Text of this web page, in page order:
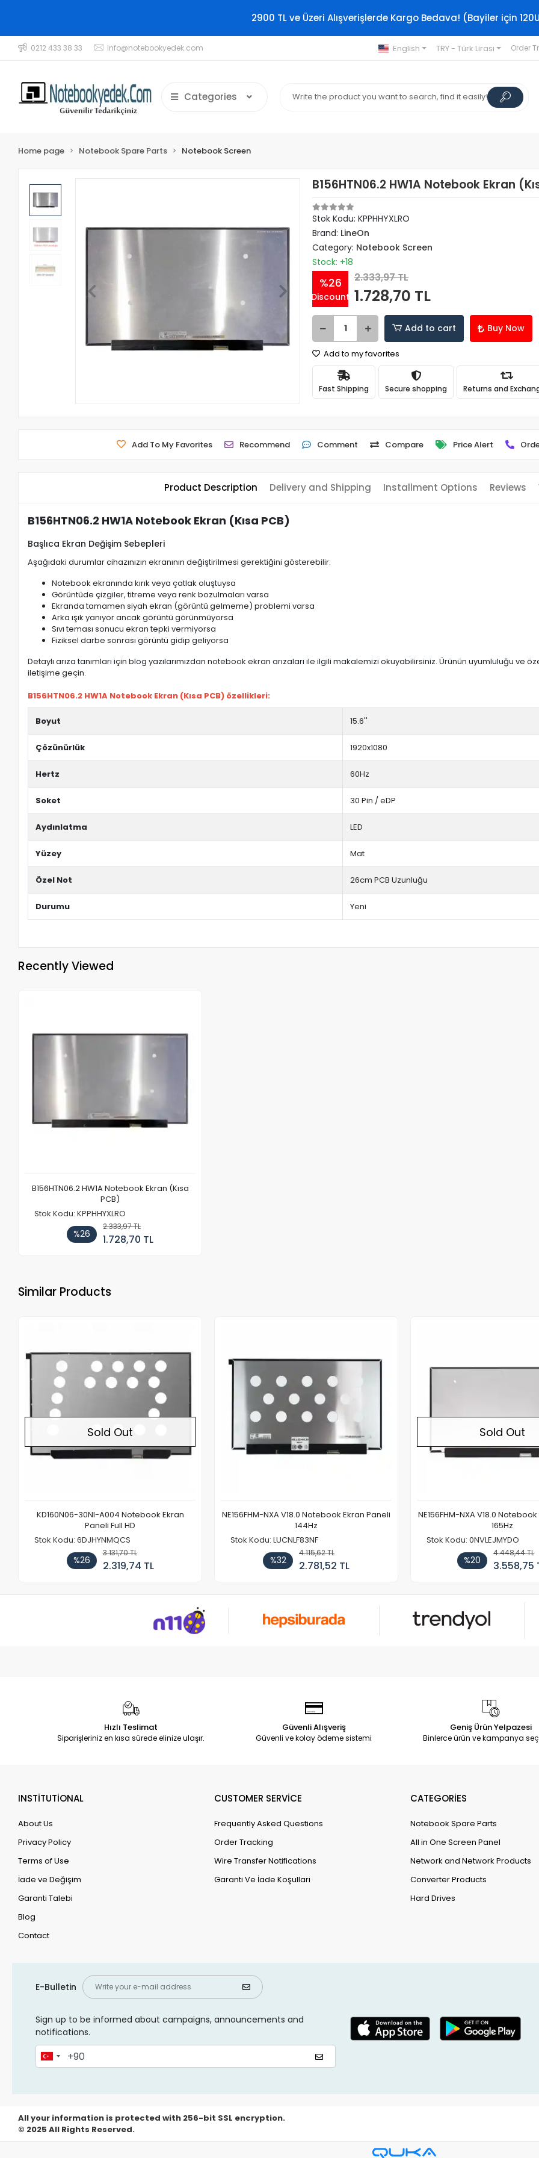
2900 TL ve Üzeri Alışverişlerde Kargo Bedava! (Bayiler için
0212 433 38 33 info@notebookyedek.com English TRY - Türk Lirası Order
Categories
Home page Notebook Spare Parts Notebook Screen
B156HTN06.2 HW1A Notebook Ekran
Stok Kodu: KPPHHYXLRO
Brand: LineOn
Category: Notebook Screen
Stock: +18
%26
Discount
2.333,97 TL
1.728,70 TL
Add to cart Buy Now
Add to my favorites
Fast Shipping Secure shopping Returns and
Add To My Favorites Recommend Comment Compare Price Alert
Product Description Delivery and Shipping Installment Options Reviews
B156HTN06.2 HW1A Notebook Ekran (Kısa PCB)
Başlıca Ekran Değişim Sebepleri
Aşağıdaki durumlar cihazınızın ekranının değiştirilmesi gerektiğini gösterebilir:
Notebook ekranında kırık veya çatlak oluştuysa
Görüntüde çizgiler, titreme veya renk bozulmaları varsa
Ekranda tamamen siyah ekran (görüntü gelmeme) problemi varsa
Arka ışık yanıyor ancak görüntü görünmüyorsa
Sıvı teması sonucu ekran tepki vermiyorsa
Fiziksel darbe sonrası görüntü gidip geliyorsa
Detaylı arıza tanımları için blog yazılarımızdan notebook ekran arızaları ile ilgili makalemizi okuyabilirsiniz. Ürünün uyumluluğu
iletişime geçin.
B156HTN06.2 HW1A Notebook Ekran (Kısa PCB) özellikleri:
Boyut 15.6''
Çözünürlük 1920x1080
Hertz 60Hz
Soket 30 Pin / eDP
Aydınlatma LED
Yüzey Mat
Özel Not 26cm PCB Uzunluğu
Durumu Yeni
Recently Viewed
B156HTN06.2 HW1A Notebook Ekran (Kısa
PCB)
Stok Kodu: KPPHHYXLRO
%26
2.333,97 TL
1.728,70 TL
Similar Products
Sold Out
KD160N06-30NI-A004 Notebook Ekran
Paneli Full HD
Stok Kodu: 6DJHYNMQCS
%26
3.131,70 TL
2.319,74 TL
NE156FHM-NXA V18.0 Notebook Ekran Paneli
144Hz
Stok Kodu: LUCNLF83NF
%32
4.115,62 TL
2.781,52 TL
Sold Out
NE156FHM-NXA V18.0
165Hz
Stok Kodu: 0NVLEJMYDO
%20
4.448,44 TL
3.558,75
Hızlı Teslimat
Siparişleriniz en kısa sürede elinize ulaşır.
Güvenli Alışveriş
Güvenli ve kolay ödeme sistemi
Geniş Ürün Yelpazesi
Binlerce ürün ve kampanya
INSTİTUTİONAL
About Us
Privacy Policy
Terms of Use
İade ve Değişim
Garanti Talebi
Blog
Contact
CUSTOMER SERVİCE
Frequently Asked Questions
Order Tracking
Wire Transfer Notifications
Garanti Ve İade Koşulları
CATEGORİES
Notebook Spare Parts
All in One Screen Panel
Network and Network Products
Converter Products
Hard Drives
E-Bulletin
Sign up to be informed about campaigns, announcements and
notifications.
All your information is protected with 256-bit SSL encryption.
© 2025 All Rights Reserved.